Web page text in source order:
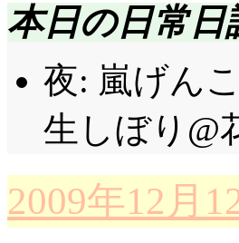
本日の日常日
夜: 嵐げん
生しぼり@
2009年12月